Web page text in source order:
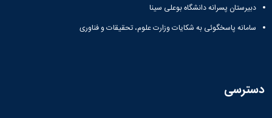
دبیرستان پسرانه دانشگاه بوعلی سینا
سامانه پاسخگوئی به شکایات وزارت علوم، تحقیقات و فناوری
دسترسی